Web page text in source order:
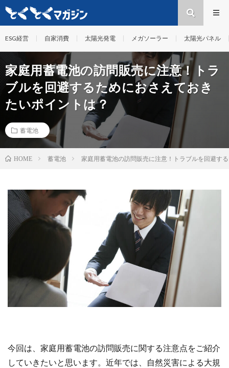
ESG経営 自家消費 太陽光発電 メガソーラー 太陽光パネル
家庭用蓄電池の訪問販売に注意！トラ
ブルを回避するためにおさえておき
たいポイントは？
蓄電池
HOME 蓄電池 家庭用蓄電池の訪問販売に注意！トラブルを回避す
今回は、家庭用蓄電池の訪問販売に関する注意点をご紹介
していきたいと思います。近年では、
自然災害による大規